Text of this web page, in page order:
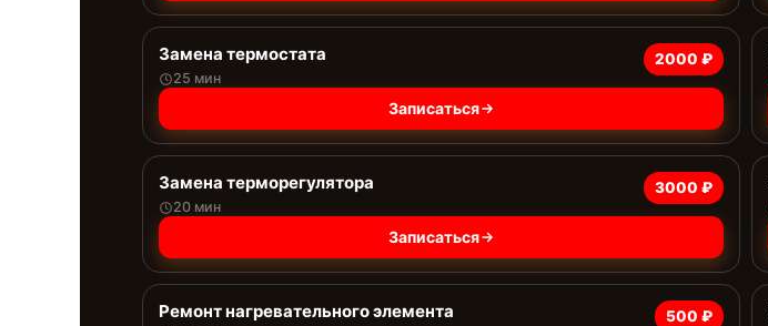
Замена термостата
25 мин
2000 ₽
Записаться
Замена терморегулятора
20 мин
3000 ₽
Записаться
Ремонт нагревательного элемента 500 ₽